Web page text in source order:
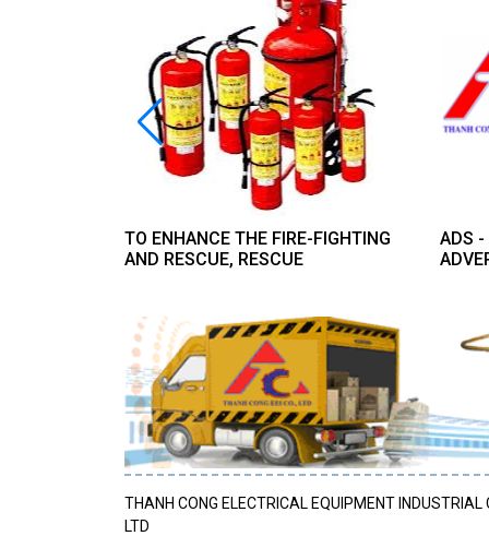
TO ENHANCE THE FIRE-FIGHTING
AND RESCUE, RESCUE
ADS -
THANH CONG ELECTRICAL EQUIPMENT INDUSTRIAL
LTD